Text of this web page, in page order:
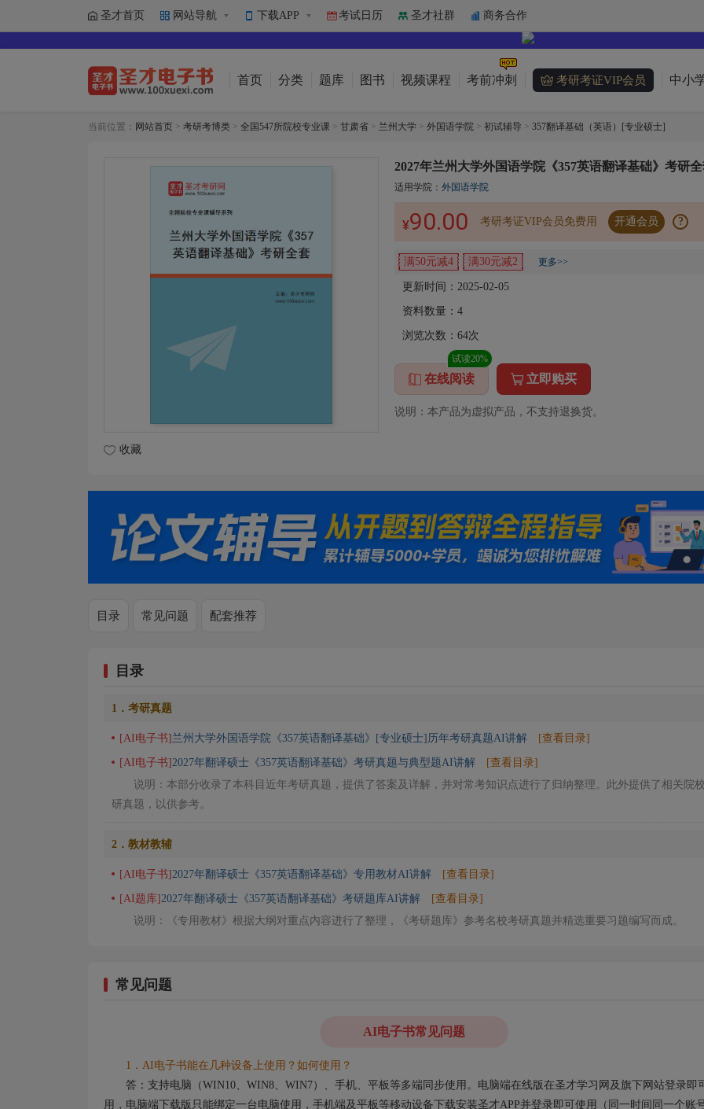
圣才首页 网站导航 下载APP 考试日历 圣才社群 商务合作
首页 分类 题库 图书 视频课程 考前冲刺 考研考证VIP会员 中小
当前位置： 网站首页 > 考研考博类 > 全国547所院校专业课 > 甘肃省 > 兰州大学 > 外国语学院 > 初试辅导 > 357翻译基础（英语）[专业硕士]
收藏
2027年兰州大学外国语学院《357英语翻译基础》考研
适用学院： 外国语学院
¥90.00 考研考证VIP会员免费用 开通会员 ?
满50元减4 满30元减2 更多>>
更新时间：2025-02-05
资料数量： 4
浏览次数： 64次
在线阅读
试读20%
立即购买
说明：本产品为虚拟产品，不支持退换货。
目录 常见问题 配套推荐
目录
1．考研真题
[AI电子书] 兰州大学外国语学院《357英语翻译基础》[专业硕士]历年考研真题AI讲解 [查看目录]
[AI电子书] 2027年翻译硕士《357英语翻译基础》考研真题与典型题AI讲解
[查看目录]
说明：本部分收录了本科目近年考研真题，提供了答案及详解，并对常考知识点进行了归纳整理。此外提供了相关院
研真题，以供参考。
2．教材教辅
[AI电子书] 2027年翻译硕士《357英语翻译基础》专用教材AI讲解 [查看目录]
[AI题库] 2027年翻译硕士《357英语翻译基础》考研题库AI讲解
[查看目录]
说明：《专用教材》根据大纲对重点内容进行了整理，《考研题库》参考名校考研真题并精选重要习题编写而成。
常见问题
AI电子书常见问题
1．AI电子书能在几种设备上使用？如何使用？
答：支持电脑（WIN10、WIN8、WIN7）、手机、平板等多端同步使用。电脑端在线版在圣才学习网及旗下网站登录即
用，电脑端下载版只能绑定一台电脑使用，手机端及平板等移动设备下载安装圣才APP并登录即可使用（同一时间同一个账